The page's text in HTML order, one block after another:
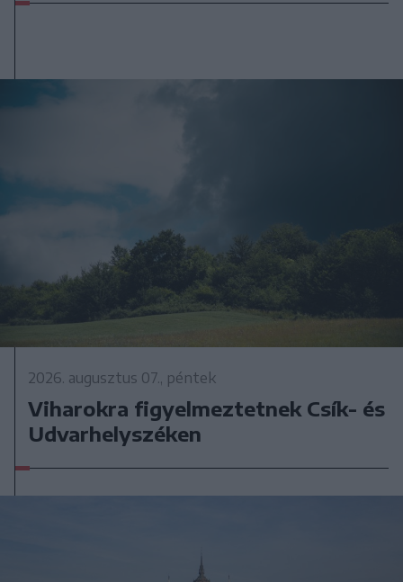
2026. augusztus 07., péntek
Viharokra figyelmeztetnek Csík- és
Udvarhelyszéken